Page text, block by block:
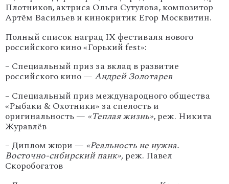
Плотников, актриса Ольга Сутулова, композитор
Артём Васильев и кинокритик Егор Москвитин.
Полный список наград IX фестиваля нового
российского кино «Горький fest»:
– Специальный приз за вклад в развитие
российского кино —Андрей Золотарев
– Специальный приз международного общества
«Рыбаки & Охотники» за спелость и
оригинальность — «Теплая жизнь», реж. Никита
Журавлёв
– Диплом жюри — «Реальность не нужна.
Восточно-сибирский панк»,реж. Павел
Скоробогатов